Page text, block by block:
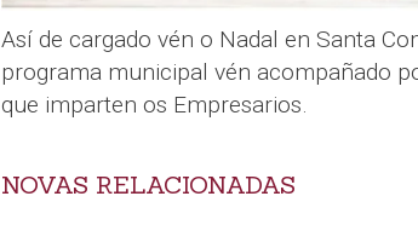
Así de cargado vén o Nadal en Santa
programa municipal vén acompañado
que imparten os Empresarios.
NOVAS RELACIONADAS